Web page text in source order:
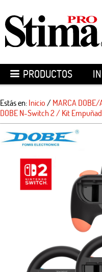
PRODUCTOS
Estás en: Inicio / MARCA
DOBE N-Switch 2 / Kit